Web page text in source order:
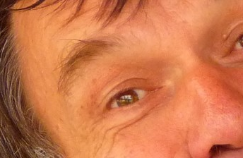
clown Ateliers stages Paris gestalt